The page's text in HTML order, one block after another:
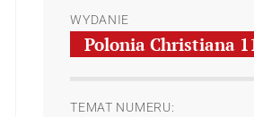
WYDANIE
Polonia Christiana
TEMAT NUMERU: